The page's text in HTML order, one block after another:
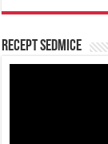
Recept sedmice